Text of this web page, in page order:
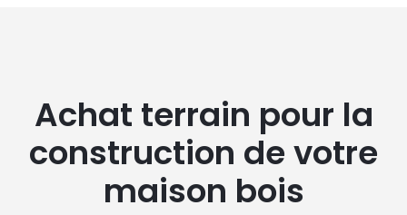
Achat terrain pour la
construction de votre
maison bois